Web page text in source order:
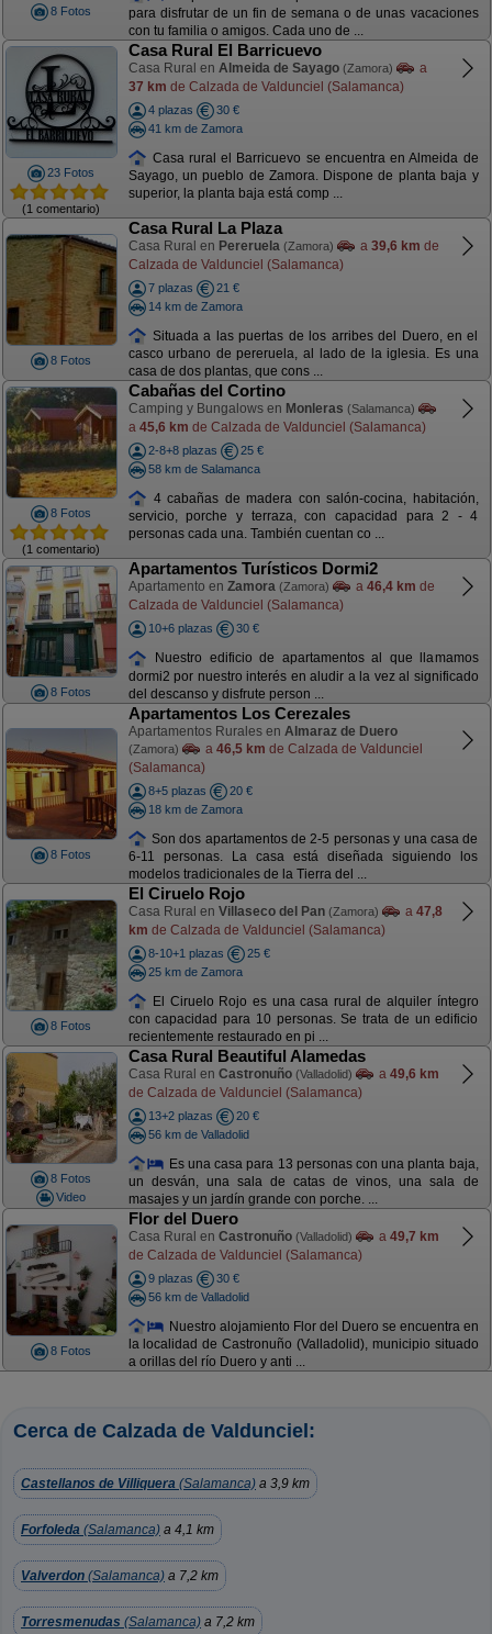
8 Fotos
para disfrutar de un fin de semana o de unas vacaciones
con tu familia o amigos. Cada uno de ...
23 Fotos
(1 comentario)
Casa Rural El Barricuevo
Casa Rural en Almeida de Sayago (Zamora)
a
37 km de Calzada de Valdunciel (Salamanca)
4 plazas
30 €
41 km de Zamora
Casa rural el Barricuevo se encuentra en Almeida de
Sayago, un pueblo de Zamora. Dispone de planta baja y
superior, la planta baja está comp ...
8 Fotos
Casa Rural La Plaza
Casa Rural en Pereruela (Zamora) a 39,6 km de
Calzada de Valdunciel (Salamanca)
7 plazas
21 €
14 km de Zamora
Situada a las puertas de los arribes del Duero, en el
casco urbano de pereruela, al lado de la iglesia. Es una
casa de dos plantas, que cons ...
8 Fotos
(1 comentario)
Cabañas del Cortino
Camping y Bungalows en Monleras (Salamanca)
a 45,6 km de Calzada de Valdunciel (Salamanca)
2-8+8 plazas
25 €
58 km de Salamanca
4 cabañas de madera con salón-cocina, habitación,
servicio, porche y terraza, con capacidad para 2 - 4
personas cada una. También cuentan co ...
8 Fotos
Apartamentos Turísticos Dormi2
Apartamento en Zamora (Zamora) a 46,4 km de
Calzada de Valdunciel (Salamanca)
10+6 plazas 30 €
Nuestro edificio de apartamentos al que llamamos
dormi2 por nuestro interés en aludir a la vez al significado
del descanso y disfrute person ...
8 Fotos
Apartamentos Los Cerezales
Apartamentos Rurales en Almaraz de Duero
(Zamora) a 46,5 km de Calzada de Valdunciel
(Salamanca)
8+5 plazas
20 €
18 km de Zamora
Son dos apartamentos de 2-5 personas y una casa de
6-11 personas. La casa está diseñada siguiendo los
modelos tradicionales de la Tierra del ...
8 Fotos
El Ciruelo Rojo
Casa Rural en Villaseco del Pan (Zamora) a 47,8
km de Calzada de Valdunciel (Salamanca)
8-10+1 plazas
25 €
25 km de Zamora
El Ciruelo Rojo es una casa rural de alquiler íntegro
con capacidad para 10 personas. Se trata de un edificio
recientemente restaurado en pi ...
8 Fotos
Video
Casa Rural Beautiful Alamedas
Casa Rural en Castronuño (Valladolid) a 49,6 km
de Calzada de Valdunciel (Salamanca)
13+2 plazas
20 €
56 km de Valladolid
Es una casa para 13 personas con una planta baja,
un desván, una sala de catas de vinos, una sala de
masajes y un jardín grande con porche. ...
8 Fotos
Flor del Duero
Casa Rural en Castronuño (Valladolid) a 49,7 km
de Calzada de Valdunciel (Salamanca)
9 plazas
30 €
56 km de Valladolid
Nuestro alojamiento Flor del Duero se encuentra en
la localidad de Castronuño (Valladolid), municipio situado
a orillas del río Duero y anti ...
Cerca de Calzada de Valdunciel:
Castellanos de Villiquera (Salamanca) a 3,9 km
Forfoleda (Salamanca) a 4,1 km
Valverdon (Salamanca) a 7,2 km
Torresmenudas (Salamanca) a 7,2 km